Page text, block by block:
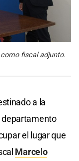
fiscal adjunto.
a la
departamento
el lugar que
Marcelo